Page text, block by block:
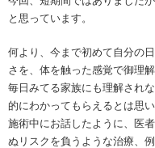
と思っています。
何より、今まで初めて自分の
さを、体を触った感覚で御理
毎日みてる家族にも理解され
的にわかってもらえるとは思
施術中にお話したように、医
ぬリスクを負うような治療、